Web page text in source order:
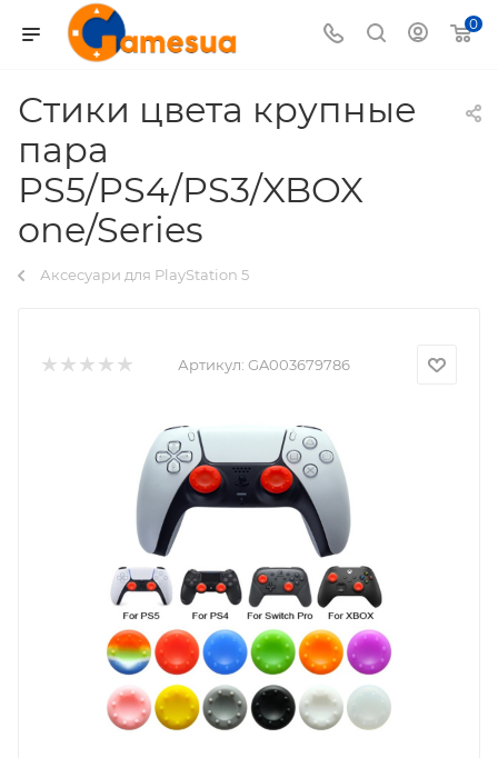
0
Стики цвета крупные
пара
PS5/PS4/PS3/XBOX
one/Series
Аксесуари для PlayStation 5
Артикул: GA003679786